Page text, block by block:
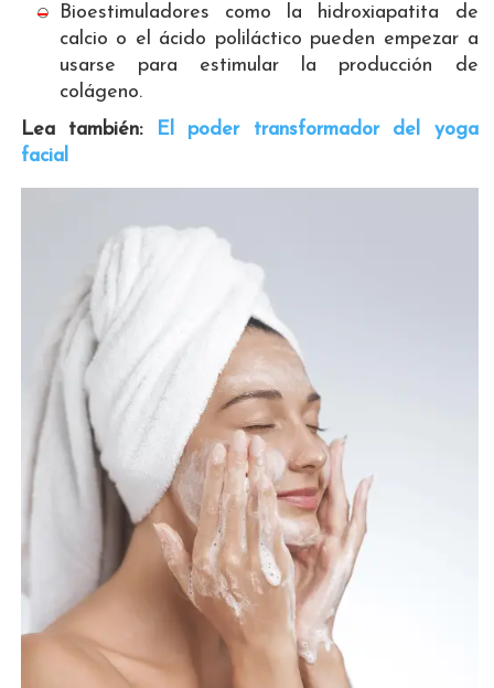
Bioestimuladores como la hidroxiapatita de
calcio o el ácido poliláctico pueden empezar a
usarse para estimular la producción de
colágeno.
Lea también:
El poder transformador del yoga
facial